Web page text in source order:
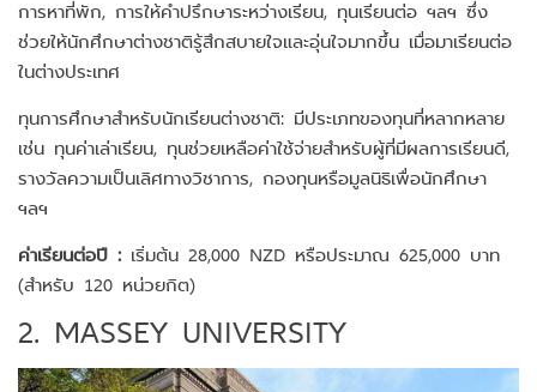
การหาที่พัก, การให้คำปรึกษาระหว่างเรียน, ทุนเรียนต่อ ฯลฯ ซึ่ง
ช่วยให้นักศึกษาต่างชาติรู้สึกสบายใจและอุ่นใจมากขึ้น เมื่อมาเรียนต่อ
ในต่างประเทศ
ทุนการศึกษาสำหรับนักเรียนต่างชาติ: มีประเภทของทุนที่หลากหลาย
เช่น ทุนค่าเล่าเรียน, ทุนช่วยเหลือค่าใช้จ่ายสำหรับผู้ที่มีผลการเรียนดี,
รางวัลความเป็นเลิศทางวิชาการ, กองทุนหรือมูลนิธิเพื่อนักศึกษา
ฯลฯ
ค่าเรียนต่อปี : เริ่มต้น 28,000 NZD หรือประมาณ 625,000 บาท
(สำหรับ 120 หน่วยกิต)
2. MASSEY UNIVERSITY